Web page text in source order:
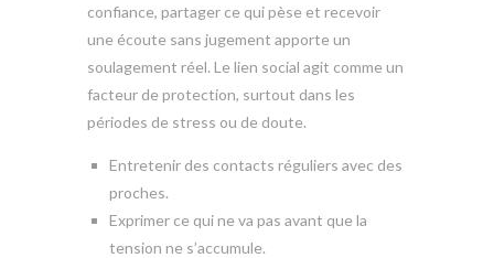
confiance, partager ce qui pèse et recevoir
une écoute sans jugement apporte un
soulagement réel. Le lien social agit comme un
facteur de protection, surtout dans les
périodes de stress ou de doute.
Entretenir des contacts réguliers avec des
proches.
Exprimer ce qui ne va pas avant que la
tension ne s’accumule.